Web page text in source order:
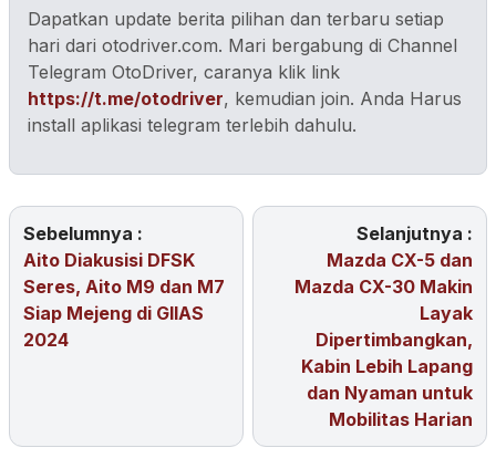
Dapatkan update berita pilihan dan terbaru setiap
hari dari otodriver.com. Mari bergabung di Channel
Telegram OtoDriver, caranya klik link
https://t.me/otodriver, kemudian join. Anda Harus
install aplikasi telegram terlebih dahulu.
Sebelumnya :
Aito Diakusisi DFSK
Seres, Aito M9 dan M7
Siap Mejeng di GIIAS
2024
Selanjutnya :
Mazda CX-5 dan
Mazda CX-30 Makin
Layak
Dipertimbangkan,
Kabin Lebih Lapang
dan Nyaman untuk
Mobilitas Harian